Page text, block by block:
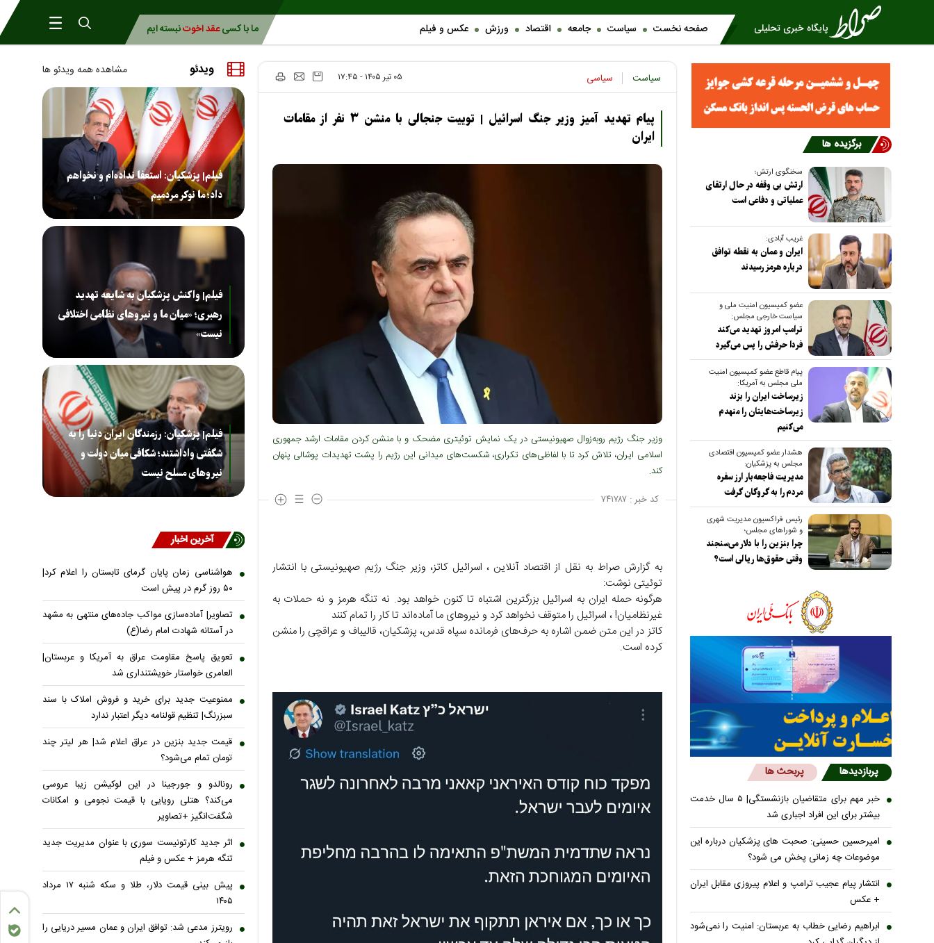
صفحه نخست سیاست جامعه اقتصاد ورزش عکس و فیلم ما با کسیعقد اخوتنبسته ایم
سیاست سیاسی ۰۵ تير ۱۴۰۵ - ۱۷:۴۵
پیام تهدید آمیز وزیر جنگ اسرائیل | توییت جنجالی با منشن ۳ نفر از مقامات
ایران
وزیر جنگ رژیم روبه‌زوال صهیونیستی در یک نمایش توئیتری مضحک و با منشن کردن مقامات ارشد جمهوری
اسلامی ایران، تلاش کرد تا با لفاظی‌های تکراری، شکست‌های میدانی این رژیم را پشت تهدیدات پوشالی پنهان
کند.
کد خبر :۷۴۱۷۸۷
به گزارش صراط به نقل از اقتصاد آنلاین ، اسرائیل کاتز، وزیر جنگ رژیم صهیونیستی با انتشار
توئیتی نوشت:
هرگونه حمله ایران به اسرائیل بزرگترین اشتباه تا کنون خواهد بود. نه تنگه هرمز و نه حملات به
غیرنظامیان! ، اسرائیل را متوقف نخواهد کرد و نیروهای ما آماده‌اند تا کار را تمام کنند
کاتز در این متن ضمن اشاره به حرف‌های فرمانده سپاه قدس، پزشکیان، قالیباف و عراقچی را منشن
کرده است.
برگزیده ها
سخنگوی ارتش؛
ارتش بی وقفه در حال ارتقای
عملیاتی و دفاعی است
غریب آبادی:
ایران و عمان به نقطه توافق
درباره هرمز رسیدند
عضو کمیسیون امنیت ملی و
سیاست خارجی مجلس:
ترامپ امروز تهدید می‌کند
فردا حرفش را پس می‌گیرد
پیام قاطع عضو کمیسیون امنیت
ملی مجلس به آمریکا:
زیرساخت ایران را بزند
زیرساخت‌هایتان را منهدم
می‌کنیم
هشدار عضو کمیسیون اقتصادی
مجلس به پزشکیان:
مدیریت فاجعه‌بار ارز سفره
مردم را به گروگان گرفت
رئیس فراکسیون مدیریت شهری
و شوراهای مجلس؛
چرا بنزین را با دلار می‌سنجند
وقتی حقوق‌ها ریالی است؟
پربازدیدها پربحث ها
خبر مهم برای متقاضیان بازنشستگی| ۵ سال خدمت
بیشتر برای این افراد اجباری شد
امیرحسین حسینی: صحبت های پزشکیان درباره این
موضوعات چه زمانی پخش می شود؟
انتشار پیام عجیب ترامپ و اعلام پیروزی مقابل ایران
+ عکس
ابراهیم رضایی خطاب به عربستان: امنیت را نمی‌شود
ویدئو مشاهده همه ویدئو ها
فیلم| پزشکیان: استعفا نداده‌ام و نخواهم
داد؛ ما نوکر مردمیم
فیلم| واکنش پزشکیان به شایعه تهدید
رهبری؛ «میان ما و نیروهای نظامی اختلافی
نیست»
فیلم| پزشکیان: رزمندگان ایران دنیا را به
شگفتی واداشتند؛ شکافی میان دولت و
نیروهای مسلح نیست
آخرین اخبار
هواشناسی زمان پایان گرمای تابستان را اعلام کرد|
۵۰ روز گرم در پیش است
تصاویر| آماده‌سازی مواکب جاده‌های منتهی به مشهد
در آستانه شهادت امام رضا(ع)
تعویق پاسخ مقاومت عراق به آمریکا و عربستان|
العامری خواستار خویشتنداری شد
ممنوعیت جدید برای خرید و فروش املاک با سند
سبزرنگ| تنظیم قولنامه دیگر اعتبار ندارد
قیمت جدید بنزین در عراق اعلام شد| هر لیتر چند
تومان تمام می‌شود؟
رونالدو و جورجینا در این لوکیشن زیبا عروسی
می‌کند؟ هتلی رویایی با قیمت نجومی و امکانات
شگفت‌انگیز +تصاویر
اثر جدید کارتونیست سوری با عنوان مدیریت جدید
تنگه هرمز + عکس و فیلم
پیش بینی قیمت دلار، طلا و سکه شنبه ۱۷ مرداد
۱۴۰۵
رویترز مدعی شد: توافق ایران و عمان مسیر دریایی را